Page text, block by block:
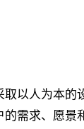
取以人为本的
的需求、愿景